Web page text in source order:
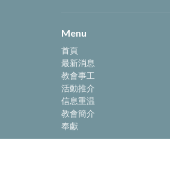
Menu
首頁
最新消息
教會事工
活動推介
信息重温
教會簡介
奉獻